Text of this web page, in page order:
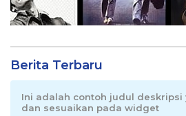
Berita Terbaru
Ini adalah contoh judul deskripsi
dan sesuaikan pada widget